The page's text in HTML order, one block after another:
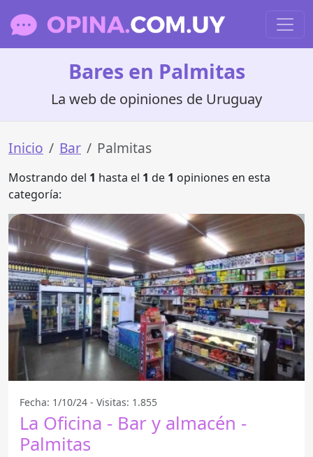
Bares en Palmitas
La web de opiniones de Uruguay
Inicio Bar Palmitas
Mostrando del 1 hasta el 1 de 1 opiniones en esta
categoría:
Fecha: 1/10/24 - Visitas: 1.855
La Oficina - Bar y almacén -
Palmitas